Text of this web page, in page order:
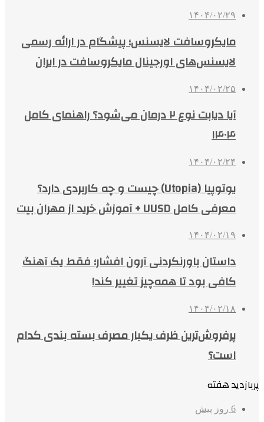
۱۴۰۴/۰۲/۲۹
مایکروسافت لایسنس؛ پیشگام در ارائه رسمی
لایسنس‌های اورجینال مایکروسافت در ایران
۱۴۰۴/۰۲/۲۵
آیا دیابت نوع ۲ درمان می‌شود؟ راهنمای کامل
۱۴۰۴
۱۴۰۴/۰۲/۲۴
یوتوپیا (Utopia) چیست و چه کاربردی دارد؟
معرفی کامل UUSD + آموزش خرید از مهران بیت
۱۴۰۴/۰۲/۱۹
داستان باورنکردنی آرون افشار؛ فقط یک آهنگ
کافی بود تا همه‌چیز تغییر کند!
۱۴۰۴/۰۲/۱۸
پرفروش‌ترین ظرف یکبار مصرف بسته بندی کدام
است؟
پربازدید هفته
6 روز پیش